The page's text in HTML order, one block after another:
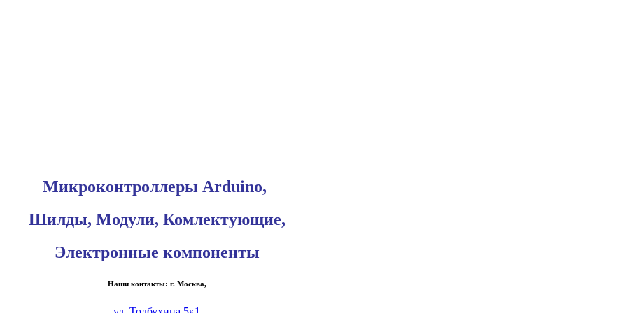
Микроконтроллеры Arduino,
Шилды, Модули, Комлектующие,
Электронные компоненты
Наши контакты: г. Москва,